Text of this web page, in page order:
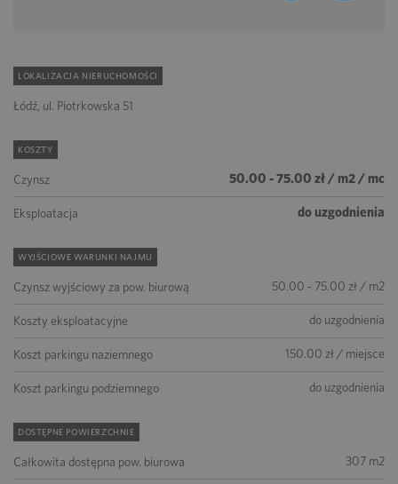
LOKALIZACJA NIERUCHOMOŚCI
Łódź, ul. Piotrkowska 51
KOSZTY
Czynsz 50.00 - 75.00 zł / m2 / mc
Eksploatacja do uzgodnienia
WYJŚCIOWE WARUNKI NAJMU
Czynsz wyjściowy za pow. biurową 50.00 - 75.00 zł / m2
Koszty eksploatacyjne do uzgodnienia
Koszt parkingu naziemnego 150.00 zł / miejsce
Koszt parkingu podziemnego do uzgodnienia
DOSTĘPNE POWIERZCHNIE
Całkowita dostępna pow. biurowa 307 m2